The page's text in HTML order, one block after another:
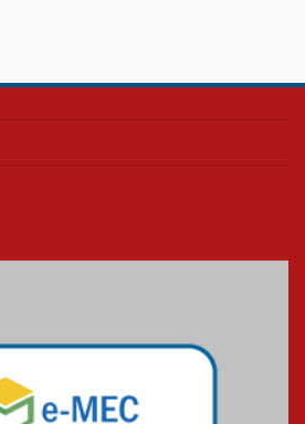
Confira como foi o culto mensal
Mackenzie mobiliza campanha
solidária para apoiar famílias em
Minas Gerais